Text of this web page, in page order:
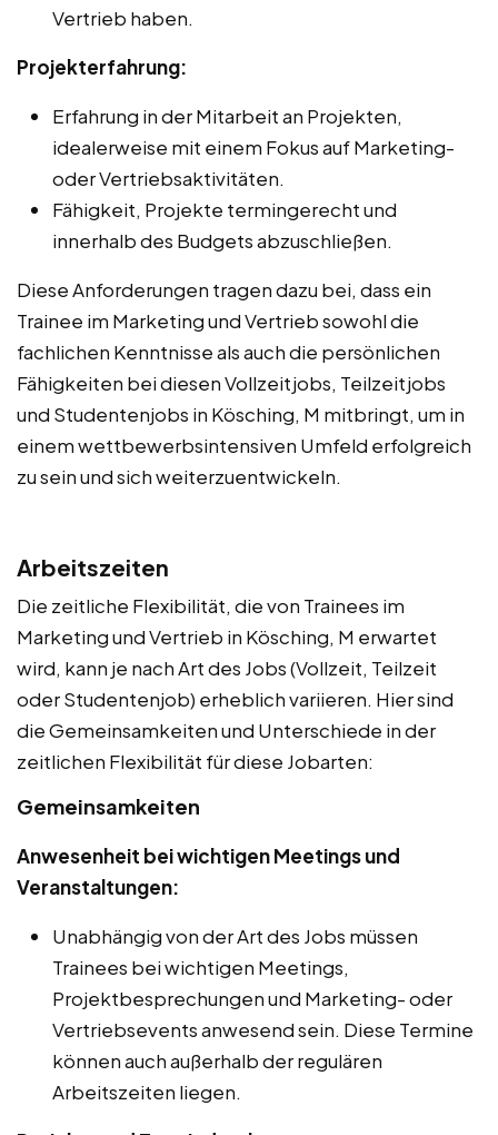
Vertrieb haben.
Projekterfahrung:
Erfahrung in der Mitarbeit an Projekten,
idealerweise mit einem Fokus auf Marketing-
oder Vertriebsaktivitäten.
Fähigkeit, Projekte termingerecht und
innerhalb des Budgets abzuschließen.
Diese Anforderungen tragen dazu bei, dass ein
Trainee im Marketing und Vertrieb sowohl die
fachlichen Kenntnisse als auch die persönlichen
Fähigkeiten bei diesen Vollzeitjobs, Teilzeitjobs
und Studentenjobs in Kösching, M mitbringt, um in
einem wettbewerbsintensiven Umfeld erfolgreich
zu sein und sich weiterzuentwickeln.
Arbeitszeiten
Die zeitliche Flexibilität, die von Trainees im
Marketing und Vertrieb in Kösching, M erwartet
wird, kann je nach Art des Jobs (Vollzeit, Teilzeit
oder Studentenjob) erheblich variieren. Hier sind
die Gemeinsamkeiten und Unterschiede in der
zeitlichen Flexibilität für diese Jobarten:
Gemeinsamkeiten
Anwesenheit bei wichtigen Meetings und
Veranstaltungen:
Unabhängig von der Art des Jobs müssen
Trainees bei wichtigen Meetings,
Projektbesprechungen und Marketing- oder
Vertriebsevents anwesend sein. Diese Termine
können auch außerhalb der regulären
Arbeitszeiten liegen.